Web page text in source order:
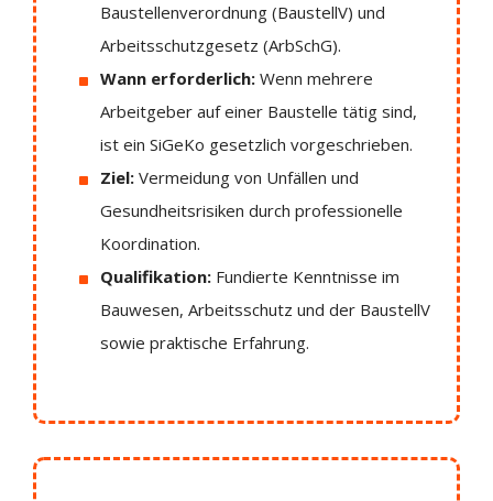
Baustellenverordnung (BaustellV) und
Arbeitsschutzgesetz (ArbSchG).
Wann erforderlich:Wenn mehrere
Arbeitgeber auf einer Baustelle tätig sind,
ist ein SiGeKo gesetzlich vorgeschrieben.
Ziel:Vermeidung von Unfällen und
Gesundheitsrisiken durch professionelle
Koordination.
Qualifikation:Fundierte Kenntnisse im
Bauwesen, Arbeitsschutz und der BaustellV
sowie praktische Erfahrung.